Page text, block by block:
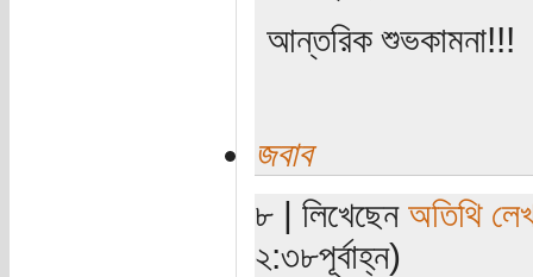
আন্তরিক শুভকামনা!!!
জবাব
৮ | লিখেছেন অতিথি
২:৩৮পূর্বাহ্ন)